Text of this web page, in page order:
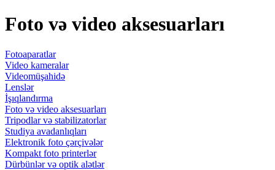
Foto və video aksesuarları
Fotoaparatlar
Video kameralar
Videomüşahidə
Lenslər
İşıqlandırma
Foto və video aksesuarları
Tripodlar və stabilizatorlar
Studiya avadanlıqları
Elektronik foto çərçivələr
Kompakt foto printerlər
Dürbünlər və optik alətlər